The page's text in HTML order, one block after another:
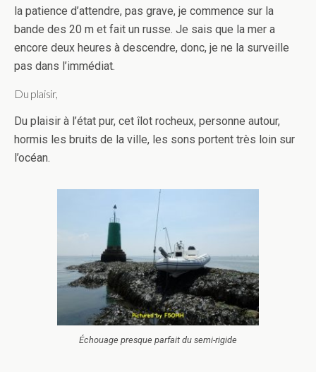
la patience d’attendre, pas grave, je commence sur la
bande des 20 m et fait un russe. Je sais que la mer a
encore deux heures à descendre, donc, je ne la surveille
pas dans l’immédiat.
Du plaisir,
Du plaisir à l’état pur, cet îlot rocheux, personne autour,
hormis les bruits de la ville, les sons portent très loin sur
l’océan.
Échouage presque parfait du semi-rigide